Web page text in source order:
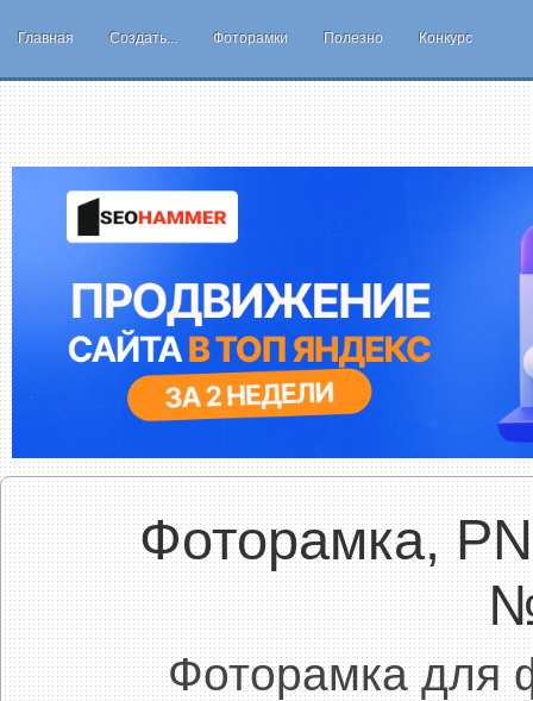
Главная Создать... Фоторамки Полезно Конкурс
Фоторамка,
Фоторамка для